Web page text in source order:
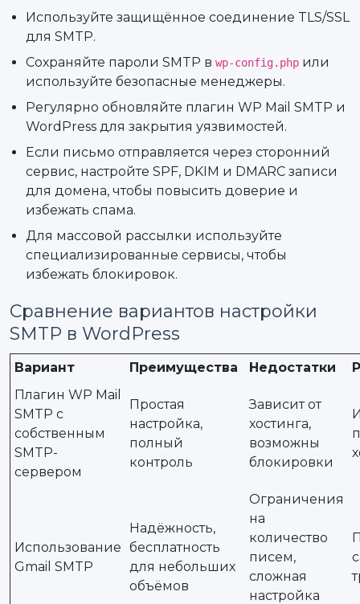
Используйте защищённое соединение TLS/SSL
для SMTP.
Сохраняйте пароли SMTP в wp-config.php или
используйте безопасные менеджеры.
Регулярно обновляйте плагин WP Mail SMTP и
WordPress для закрытия уязвимостей.
Если письмо отправляется через сторонний
сервис, настройте SPF, DKIM и DMARC записи
для домена, чтобы повысить доверие и
избежать спама.
Для массовой рассылки используйте
специализированные сервисы, чтобы
избежать блокировок.
Сравнение вариантов настройки
SMTP в WordPress
Вариант Преимущества Недостатки
Плагин WP Mail
SMTP с
собственным
SMTP-
сервером
Простая
настройка,
полный
контроль
Зависит от
хостинга,
возможны
блокировки
Использование
Gmail SMTP
Надёжность,
бесплатность
для небольших
объёмов
Ограничения
на
количество
писем,
сложная
настройка